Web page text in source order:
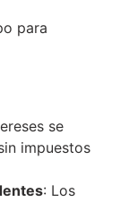
para
se
impuestos
: Los